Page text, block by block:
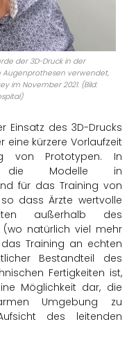
der 3D-Druck in der
Augenprothesen verwendet,
im November 2021. (Bild:
Einsatz des 3D-Drucks
eine kürzere Vorlaufzeit
von Prototypen. In
die Modelle in
für das Training von
dass Ärzte wertvolle
außerhalb des
natürlich viel mehr
Training an echten
Bestandteil des
Fertigkeiten ist,
Möglichkeit dar, die
Umgebung zu
des leitenden